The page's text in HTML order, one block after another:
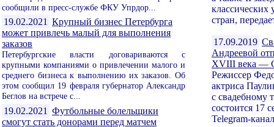
сообщили в пресс-службе ФКУ Упрдор...
19.02.2021 Крупный бизнес Петербурга
может привлечь малый для выполнения
заказов
Петербургские власти договариваются с
крупными компаниями о привлечении малого и
среднего бизнеса к выполнению их заказов. Об
этом сообщил 19 февраля губернатор Александр
Беглов на встрече с...
19.02.2021 Футбольные болельщики
смогут стать донорами перед матчем
классических
стран,
17.09.2019
Андреевой
XVIII века
Режиссер
актриса
с свадебному
состоится 17
Telegram-